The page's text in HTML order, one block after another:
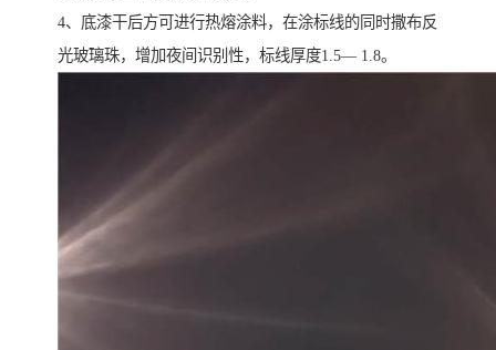
4、底漆干后方可进行热熔涂料，在涂标线的同时撒布反
光玻璃珠，增加夜间识别性，标线厚度1.5— 1.8。